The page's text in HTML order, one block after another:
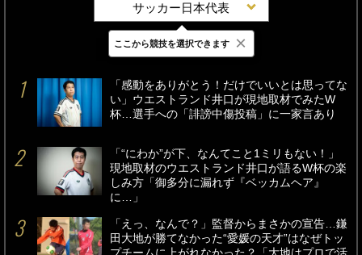
サッカー日本代表
最新 24時間 週間
「感動をありがとう！だけでいいとは思ってな
い」ウエストランド井口が現地取材でみたW
杯…選手への「誹謗中傷投稿」に一家言あり
「“にわか”が下、なんてこと1ミリもない！」
現地取材のウエストランド井口が語るW杯の楽
しみ方「御多分に漏れず『ベッカムヘア』
に…」
「えっ、なんで？」監督からまさかの宣告…鎌
田大地が勝てなかった“愛媛の天才”はなぜトッ
ここから競技を選択できます ×